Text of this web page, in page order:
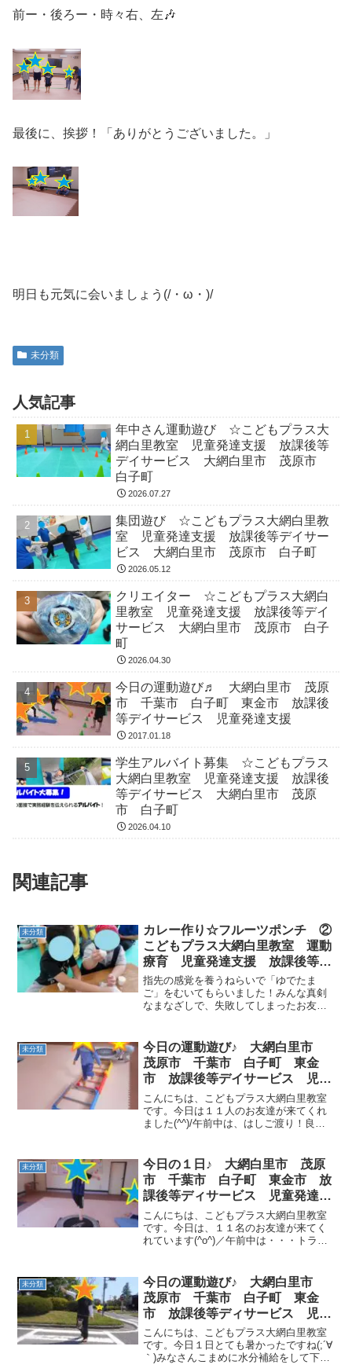
前ー・後ろー・時々右、左🎶
最後に、挨拶！「ありがとうございました。」
明日も元気に会いましょう(/・ω・)/
未分類
人気記事
年中さん運動遊び ☆こどもプラス大
網白里教室 児童発達支援 放課後等
デイサービス 大網白里市 茂原市
白子町
2026.07.27
集団遊び ☆こどもプラス大網白里教
室 児童発達支援 放課後等デイサー
ビス 大網白里市 茂原市 白子町
2026.05.12
クリエイター ☆こどもプラス大網白
里教室 児童発達支援 放課後等デイ
サービス 大網白里市 茂原市 白子
町
2026.04.30
今日の運動遊び♬ 大網白里市 茂原
市 千葉市 白子町 東金市 放課後
等デイサービス 児童発達支援
2017.01.18
学生アルバイト募集 ☆こどもプラス
大網白里教室 児童発達支援 放課後
等デイサービス 大網白里市 茂原
市 白子町
2026.04.10
関連記事
未分類
カレー作り☆フルーツポンチ ②
こどもプラス大網白里教室 運動
療育 児童発達支援 放課後等デ
イサービス 大網白里市 白子
町 茂原市
指先の感覚を養うねらいで「ゆでたま
ご」をむいてもらいました！みんな真剣
なまなざしで、失敗してしまったお友達
す!(^^)! 普段はあまり食に興味のない
お友達も、プ...
未分類
今日の運動遊び♪ 大網白里市
茂原市 千葉市 白子町 東金
市 放課後等デイサービス 児童
発達支援
こんにちは、こどもプラス大網白里教室
です。今日は１１人のお友達が来てくれ
ました(^^)/午前中は、はしご渡り！良く
なきゃ(゜-゜) 障害物クマ！フープにあた
ったらビリ...
未分類
今日の１日♪ 大網白里市 茂原
市 千葉市 白子町 東金市 放
課後等ディサービス 児童発達支
援
こんにちは、こどもプラス大網白里教室
です。今日は、１１名のお友達が来てく
れています(^o^)／午前中は・・・トラン
は・・・片足クマ！前転！ コウモリ・豚
の丸焼...
未分類
今日の運動遊び♪ 大網白里市
茂原市 千葉市 白子町 東金
市 放課後等ディサービス 児童
発達支援
こんにちは、こどもプラス大網白里教室
です。今日１日とても暑かったですね(;´∀
｀)みなさんこまめに水分補給をして下さ